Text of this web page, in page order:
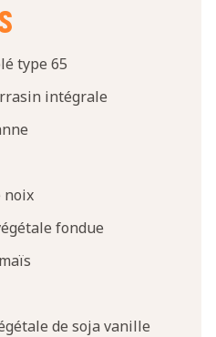
type 65
intégrale
noix
fondue
de soja vanille